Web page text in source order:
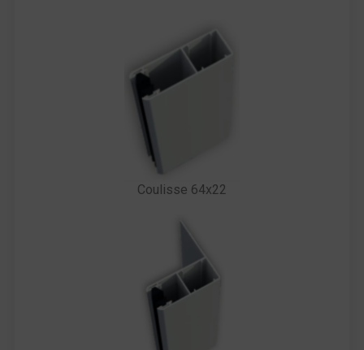
Coulisse 64x22